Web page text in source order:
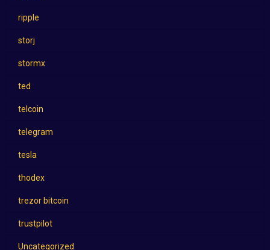
ripple
storj
stormx
ted
telcoin
telegram
tesla
thodex
trezor bitcoin
trustpilot
Uncategorized